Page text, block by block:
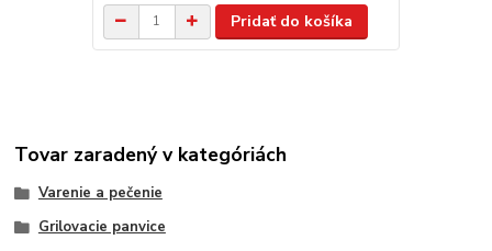
Pridať do košíka
Tovar zaradený v kategóriách
Varenie a pečenie
Grilovacie panvice